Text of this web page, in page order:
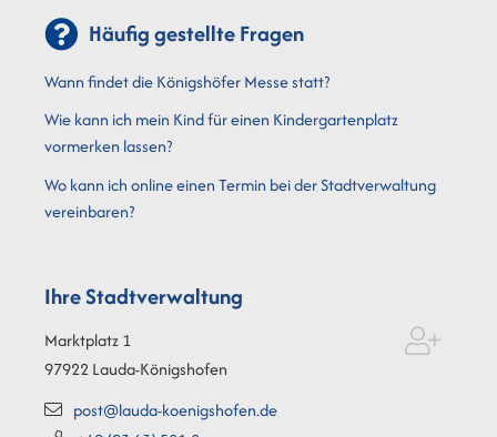
Häufig gestellte Fragen
Wann findet die Königshöfer Messe statt?
Wie kann ich mein Kind für einen Kindergartenplatz
vormerken lassen?
Wo kann ich online einen Termin bei der Stadtverwaltung
vereinbaren?
Ihre Stadtverwaltung
Marktplatz 1
97922Lauda-Königshofen
post@lauda-koenigshofen.de